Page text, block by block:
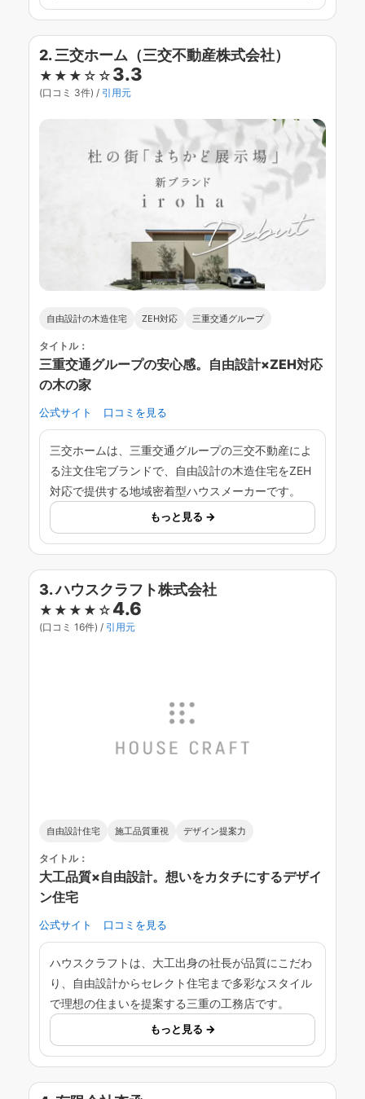
2. 三交ホーム（三交不動産株式会社）
★★★☆☆ 3.3
(口コミ 3件) / 引用元
自由設計の木造住宅 ZEH対応 三重交通グループ
タイトル：
三重交通グループの安心感。自由設計×ZEH対応
の木の家
公式サイト 口コミを見る
三交ホームは、三重交通グループの三交不動産によ
る注文住宅ブランドで、自由設計の木造住宅をZEH
対応で提供する地域密着型ハウスメーカーです。
もっと見る →
3. ハウスクラフト株式会社
★★★★☆ 4.6
(口コミ 16件) / 引用元
自由設計住宅 施工品質重視 デザイン提案力
タイトル：
大工品質×自由設計。想いをカタチにするデザイ
ン住宅
公式サイト 口コミを見る
ハウスクラフトは、大工出身の社長が品質にこだわ
り、自由設計からセレクト住宅まで多彩なスタイル
で理想の住まいを提案する三重の工務店です。
もっと見る →